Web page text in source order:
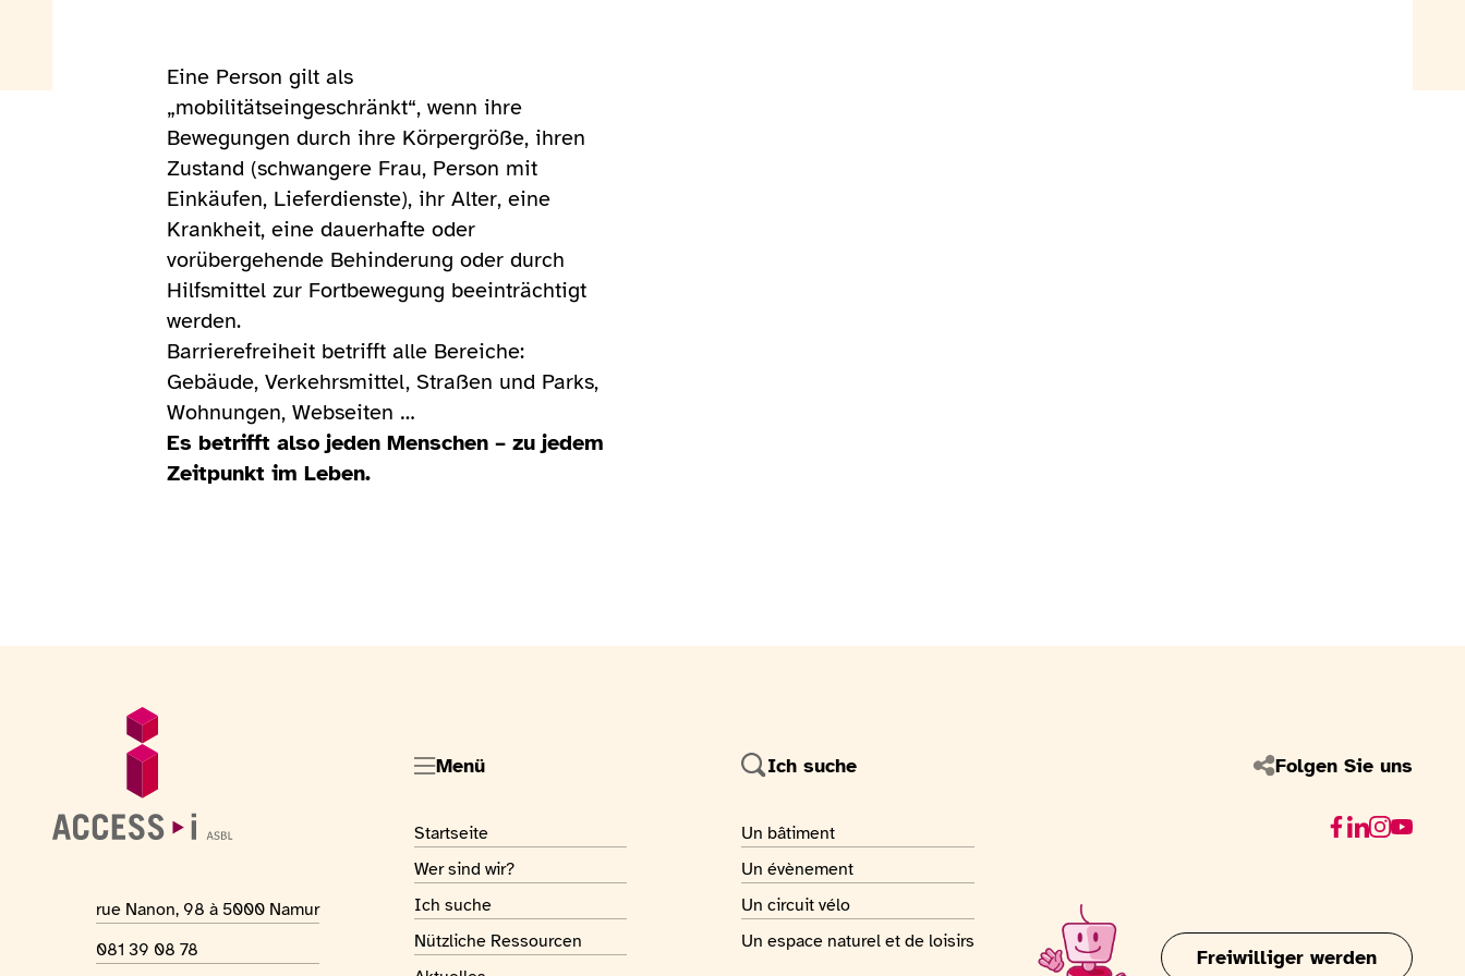
Eine Person gilt als
„mobilitätseingeschränkt“, wenn ihre
Bewegungen durch ihre Körpergröße, ihren
Zustand (schwangere Frau, Person mit
Einkäufen, Lieferdienste), ihr Alter, eine
Krankheit, eine dauerhafte oder
vorübergehende Behinderung oder durch
Hilfsmittel zur Fortbewegung beeinträchtigt
werden.
Barrierefreiheit betrifft alle Bereiche:
Gebäude, Verkehrsmittel, Straßen und Parks,
Wohnungen, Webseiten …
Es betrifft also jeden Menschen – zu jedem
Zeitpunkt im Leben.
Allgemeine Informationen
Adresse des Ortes
rue Nanon, 98 à 5000 Namur
Telefonnummer
081 39 08 78
Menü
Visiter la page
Startseite
Visiter la page
Wer sind wir?
Visiter la page
Ich suche
Visiter la page
Nützliche Ressourcen
Ich suche
Je recherche
Un bâtiment
Je recherche
Un évènement
Je recherche
Un circuit vélo
Je recherche
Un espace naturel et de loisirs
Folgen Sie uns
Facebook
Linkedin
Instagram
Youtube
Freiwilliger werden